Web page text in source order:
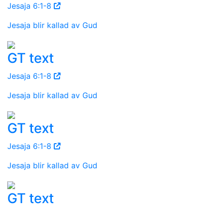
Jesaja 6:1-8
Jesaja blir kallad av Gud
GT text
Jesaja 6:1-8
Jesaja blir kallad av Gud
GT text
Jesaja 6:1-8
Jesaja blir kallad av Gud
GT text